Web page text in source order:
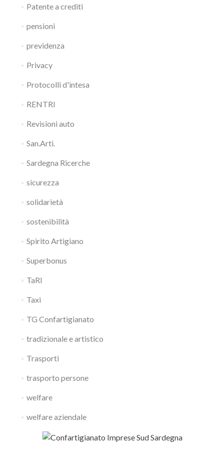
Patente a crediti
pensioni
previdenza
Privacy
Protocolli d'intesa
RENTRI
Revisioni auto
San.Arti.
Sardegna Ricerche
sicurezza
solidarietà
sostenibilità
Spirito Artigiano
Superbonus
TaRI
Taxi
TG Confartigianato
tradizionale e artistico
Trasporti
trasporto persone
welfare
welfare aziendale